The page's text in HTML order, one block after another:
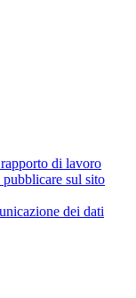
di lavoro
sul sito
dei dati